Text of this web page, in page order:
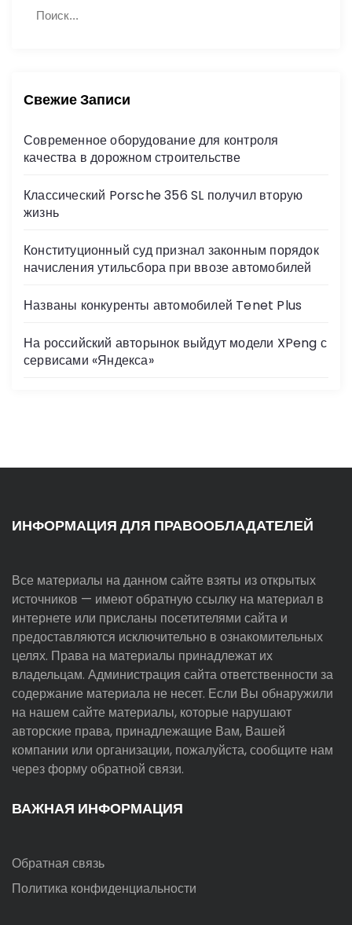
:Свежие Записи
Современное оборудование для контроля
качества в дорожном строительстве
Классический Porsche 356 SL получил вторую
жизнь
Конституционный суд признал законным порядок
начисления утильсбора при ввозе автомобилей
Названы конкуренты автомобилей Tenet Plus
На российский авторынок выйдут модели XPeng с
сервисами «Яндекса»
ИНФОРМАЦИЯ ДЛЯ ПРАВООБЛАДАТЕЛЕЙ
Все материалы на данном сайте взяты из открытых
источников — имеют обратную ссылку на материал в
интернете или присланы посетителями сайта и
предоставляются исключительно в ознакомительных
целях. Права на материалы принадлежат их
владельцам. Администрация сайта ответственности за
содержание материала не несет. Если Вы обнаружили
на нашем сайте материалы, которые нарушают
авторские права, принадлежащие Вам, Вашей
компании или организации, пожалуйста, сообщите нам
через форму обратной связи.
ВАЖНАЯ ИНФОРМАЦИЯ
Обратная связь
Политика конфиденциальности